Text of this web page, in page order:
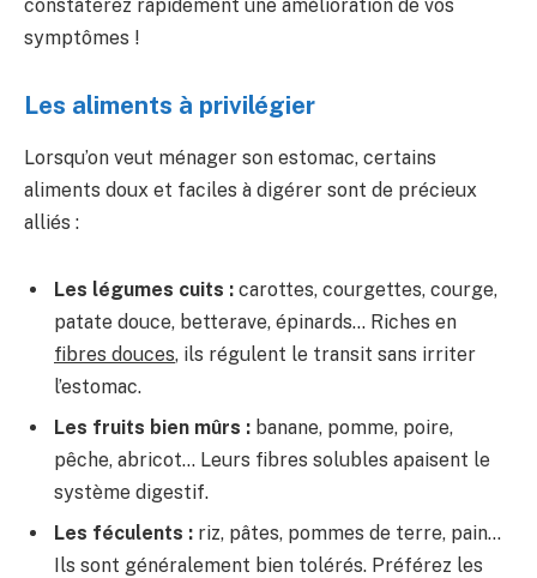
constaterez rapidement une amélioration de vos
symptômes !
Les aliments à privilégier
Lorsqu’on veut ménager son estomac, certains
aliments doux et faciles à digérer sont de précieux
alliés :
Les légumes cuits : carottes, courgettes, courge,
patate douce, betterave, épinards… Riches en
fibres douces, ils régulent le transit sans irriter
l’estomac.
Les fruits bien mûrs : banane, pomme, poire,
pêche, abricot… Leurs fibres solubles apaisent le
système digestif.
Les féculents : riz, pâtes, pommes de terre, pain…
Ils sont généralement bien tolérés. Préférez les